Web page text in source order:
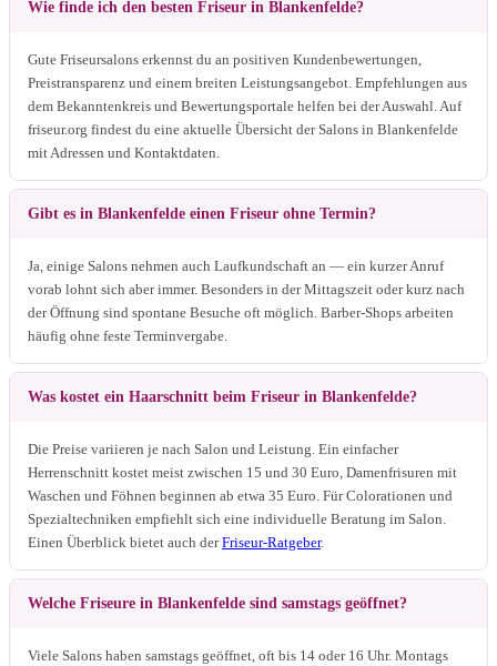
Wie finde ich den besten Friseur in Blankenfelde?
Gute Friseursalons erkennst du an positiven Kundenbewertungen,
Preistransparenz und einem breiten Leistungsangebot. Empfehlungen aus
dem Bekanntenkreis und Bewertungsportale helfen bei der Auswahl. Auf
friseur.org findest du eine aktuelle Übersicht der Salons in Blankenfelde
mit Adressen und Kontaktdaten.
Gibt es in Blankenfelde einen Friseur ohne Termin?
Ja, einige Salons nehmen auch Laufkundschaft an — ein kurzer Anruf
vorab lohnt sich aber immer. Besonders in der Mittagszeit oder kurz nach
der Öffnung sind spontane Besuche oft möglich. Barber-Shops arbeiten
häufig ohne feste Terminvergabe.
Was kostet ein Haarschnitt beim Friseur in Blankenfelde?
Die Preise variieren je nach Salon und Leistung. Ein einfacher
Herrenschnitt kostet meist zwischen 15 und 30 Euro, Damenfrisuren mit
Waschen und Föhnen beginnen ab etwa 35 Euro. Für Colorationen und
Spezialtechniken empfiehlt sich eine individuelle Beratung im Salon.
Einen Überblick bietet auch derFriseur-Ratgeber.
Welche Friseure in Blankenfelde sind samstags geöffnet?
Viele Salons haben samstags geöffnet, oft bis 14 oder 16 Uhr. Montags